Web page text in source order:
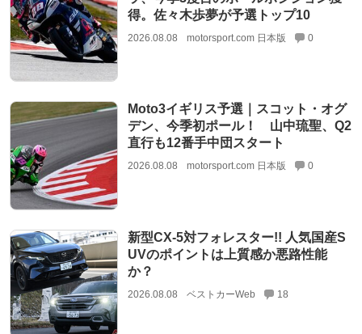
得。佐々木歩夢が予選トップ10
2026.08.08 motorsport.com 日本版 0
Moto3イギリス予選｜スコット・オグ
デン、今季初ポール！ 山中琉聖、Q2
直行も12番手中団スタート
2026.08.08 motorsport.com 日本版 0
新型CX-5対フォレスター!! 人気国産S
UVのポイントは上質感か悪路性能
か？
2026.08.08 ベストカーWeb 18